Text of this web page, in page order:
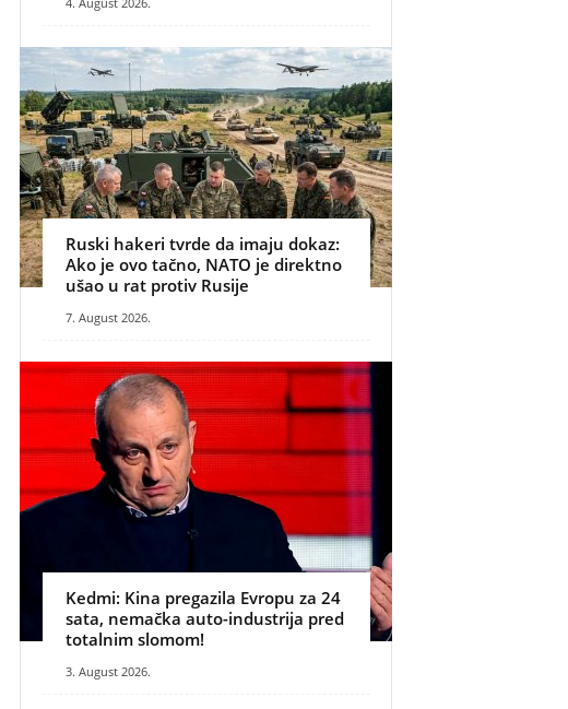
Ruski hakeri tvrde da imaju dokaz:
Ako je ovo tačno, NATO je direktno
ušao u rat protiv Rusije
7. August 2026.
Kedmi: Kina pregazila Evropu za 24
sata, nemačka auto-industrija pred
totalnim slomom!
3. August 2026.